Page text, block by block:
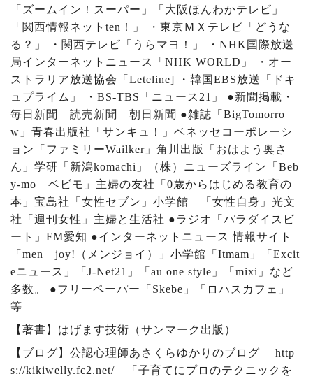
「ズームイン！スーパー」「大阪ほんわかテレビ」
「関西情報ネット ten ！」 ・東京ＭＸテレビ「どうな
る？」 ・関西テレビ「うらマヨ！」 ・ NHK 国際放送
局インターネットニュース「 NHK WORLD 」 ・オー
ストラリア放送協会「 Leteline] ・韓国 EBS放送「ドキ
ュプライム」 ・ BS-TBS 「ニュース 21 」 ●新聞掲載・
毎日新聞 読売新聞 朝日新聞 ●雑誌「 BigTomorro
w 」青春出版社「サンキュ！」ベネッセコーポレーシ
ョン「ファミリーWailker 」角川出版「おはよう奥さ
ん」学研「新潟komachi 」（株）ニューズライン「 Beb
y-mo ベビモ」主婦の友社「 0歳からはじめる教育の
本」宝島社「女性セブン」小学館 「女性自身」光文
社「週刊女性」主婦と生活社 ●ラジオ「パラダイスビ
ート」 FM愛知 ●インターネットニュース 情報サイト
「 men joy! （メンジョイ）」小学館「 Itmam 」「 Excit
eニュース」「 J-Net21 」「 au one style 」「 mixi 」など
多数。
●フリーペーパー「 Skebe 」「ロハスカフェ」
等
【著書】はげます技術（サンマーク出版）
【ブログ】公認心理師あさくらゆかりのブログ http
s://kikiwelly.fc2.net/
「子育てにプロのテクニックを